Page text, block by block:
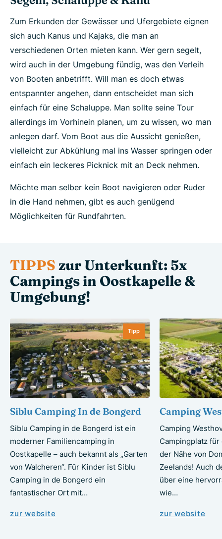
Zum Erkunden der Gewässer und Ufergebiete eignen
sich auch Kanus und Kajaks, die man an
verschiedenen Orten mieten kann. Wer gern segelt,
wird auch in der Umgebung fündig, was den Verleih
von Booten anbetrifft. Will man es doch etwas
entspannter angehen, dann entscheidet man sich
einfach für eine Schaluppe. Man sollte seine Tour
allerdings im Vorhinein planen, um zu wissen, wo man
anlegen darf. Vom Boot aus die Aussicht genießen,
vielleicht zur Abkühlung mal ins Wasser springen oder
einfach ein leckeres Picknick mit an Deck nehmen.
Möchte man selber kein Boot navigieren oder Ruder
in die Hand nehmen, gibt es auch genügend
Möglichkeiten für Rundfahrten.
TIPPS zur Unterkunft: 5x
Campings in Oostkapelle &
Umgebung!
Tipp
Siblu Camping In de Bongerd
Siblu Camping in de Bongerd ist ein
moderner Familiencamping in
Oostkapelle – auch bekannt als „Garten
von Walcheren“. Für Kinder ist Siblu
Camping in de Bongerd ein
fantastischer Ort mit…
zur website
Camping
Camping
Campingplatz
der Nähe von
Zeelands! Auch
über eine
wie…
zur website